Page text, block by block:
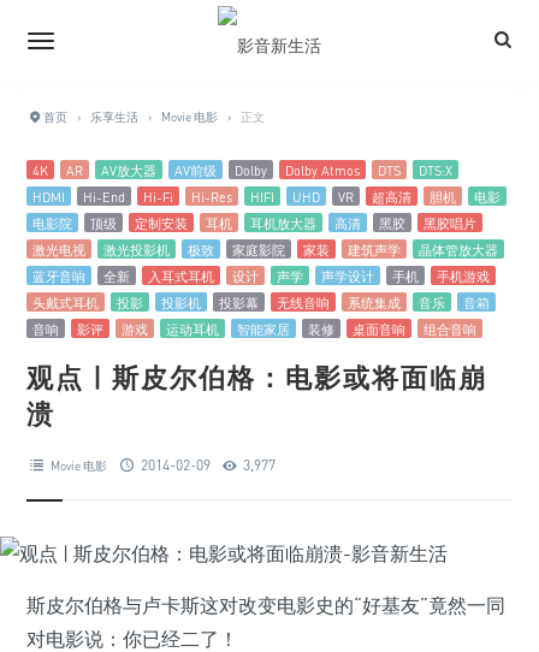
首页 › 乐享生活 › Movie 电影 › 正文
4K AR AV放大器 AV前级 Dolby Dolby Atmos DTS
DTS:X
HDMI
Hi-End Hi-Fi Hi-Res HIFI UHD VR 超高清 胆机
电影
电影院
顶级 定制安装 耳机 耳机放大器 高清 黑胶
黑胶唱片
激光电视
激光投影机 极致 家庭影院 家装 建筑声学
晶体管放大器
蓝牙音响
全新 入耳式耳机 设计 声学 声学设计 手机
手机游戏
头戴式耳机
投影 投影机 投影幕 无线音响 系统集成 音乐
音箱
音响
影评 游戏 运动耳机 智能家居 装修 桌面音响 组合音响
观点 | 斯皮尔伯格：电影或将面临崩
溃
Movie 电影 2014-02-09 3,977
斯皮尔伯格与卢卡斯这对改变电影史的“好基友”竟然一同
对电影说：你已经二了！